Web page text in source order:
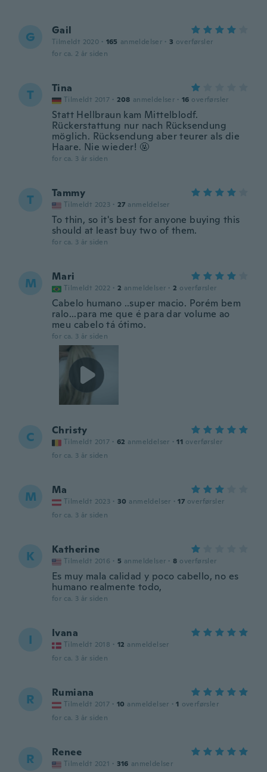
G Gail
Tilmeldt 2020 · 165 anmeldelser · 3 overførsler
for ca. 2 år siden
T Tina
Tilmeldt 2017 · 208 anmeldelser · 16 overførsler
Statt Hellbraun kam Mittelblodf.
Rückerstattung nur nach Rücksendung
möglich. Rücksendung aber teurer als die
Haare. Nie wieder! 🤬
for ca. 3 år siden
T Tammy
Tilmeldt 2023 · 27 anmeldelser
To thin, so it's best for anyone buying this
should at least buy two of them.
for ca. 3 år siden
M Mari
Tilmeldt 2022 · 2 anmeldelser · 2 overførsler
Cabelo humano ..super macio. Porém bem
ralo...para me que é para dar volume ao
meu cabelo tá ótimo.
for ca. 3 år siden
C Christy
Tilmeldt 2017 · 62 anmeldelser · 11 overførsler
for ca. 3 år siden
M Ma
Tilmeldt 2023 · 30 anmeldelser · 17 overførsler
for ca. 3 år siden
K Katherine
Tilmeldt 2016 · 5 anmeldelser · 8 overførsler
Es muy mala calidad y poco cabello, no es
humano realmente todo,
for ca. 3 år siden
I Ivana
Tilmeldt 2018 · 12 anmeldelser
for ca. 3 år siden
R Rumiana
Tilmeldt 2017 · 10 anmeldelser · 1 overførsler
for ca. 3 år siden
R Renee
Tilmeldt 2021 · 316 anmeldelser